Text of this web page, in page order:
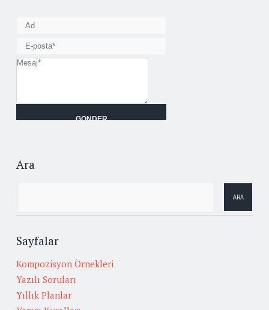
Ara
Sayfalar
Kompozisyon Örnekleri
Yazılı Soruları
Yıllık Planlar